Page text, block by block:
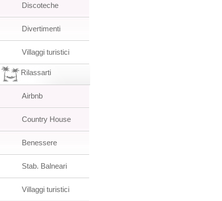
Discoteche
Divertimenti
Villaggi turistici
Rilassarti
Airbnb
Country House
Benessere
Stab. Balneari
Villaggi turistici